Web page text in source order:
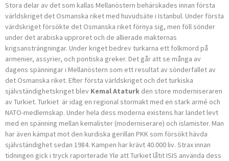
Stora delar av det som kallas Mellanöstern behärskades innan första
världskriget det Osmanska riket med huvudsäte i Istanbul. Under första
värdskriget försökte det Osmanska riket förnya sig, men föll sönder
under det arabiska upproret och de allierade makternas
krigsansträngningar. Under kriget bedrev turkarna ett folkmord på
armenier, assyrier, och pontiska greker. Det går att se många av
dagens spänningar i Mellanöstern som ett resultat av sönderfallet av
det Osmanska riket. Efter första världskriget och det turkiska
självständighetskriget blev Kemal Ataturk den store moderniseraren
av Turkiet. Turkiet är idag en regional stormakt med en stark armé och
NATO-medlemskap. Under hela dess moderna existens har landet levt
med en spänning mellan kemalister (moderniserare) och islamister. Man
har även kämpat mot den kurdiska gerillan PKK som försökt hävda
självständighet sedan 1984. Kampen har krävt 40.000 liv. Strax innan
tidningen gick i tryck raporterade Yle att Turkiet låtit ISIS använda dess